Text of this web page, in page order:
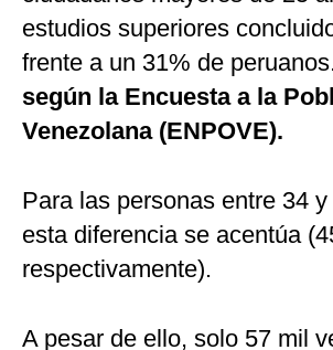
estudios superiores
frente a un 31% de
según la Encuesta a la
Venezolana (ENPOVE).
Para las personas entre 34
esta diferencia se acentúa
respectivamente).
A pesar de ello, solo 57 mil